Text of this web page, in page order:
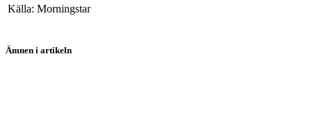
Källa: Morningstar
Ämnen i artikeln